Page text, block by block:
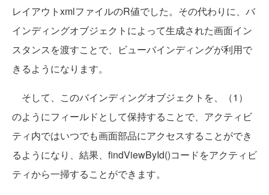
レイアウトxmlファイルのR値でした。その代わりに、バ
インディングオブジェクトによって生成された画面イン
スタンスを渡すことで、ビューバインディングが利用で
きるようになります。
そして、このバインディングオブジェクトを、（1）
のようにフィールドとして保持することで、アクティビ
ティ内ではいつでも画面部品にアクセスすることができ
るようになり、結果、findViewById()コードをアクティビ
ティから一掃することができます。